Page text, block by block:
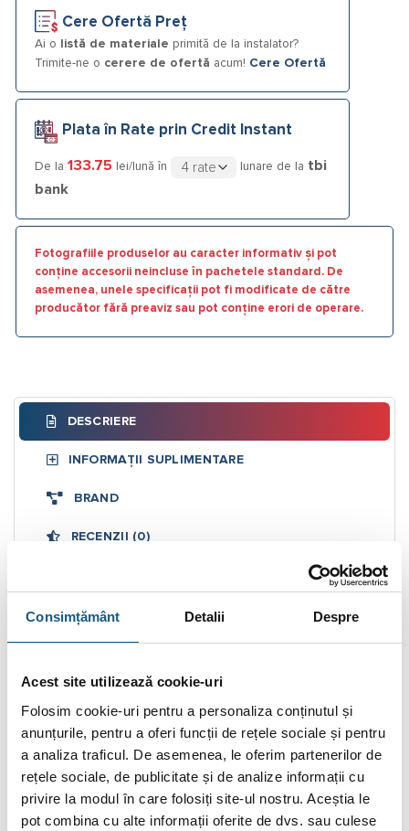
Consimțământ Detalii Despre
Acest site utilizează cookie-uri
Folosim cookie-uri pentru a personaliza conținutul și
anunțurile, pentru a oferi funcții de rețele sociale și pentru
a analiza traficul. De asemenea, le oferim partenerilor de
rețele sociale, de publicitate și de analize informații cu
privire la modul în care folosiți site-ul nostru. Aceștia le
pot combina cu alte informații oferite de dvs. sau culese
Cere Ofertă Preț
Ai o listă de materiale primită de la instalator?
Trimite-ne o cerere de ofertă acum! Cere Ofertă
Plata în Rate prin Credit Instant
De la 133.75 lei/lună în lunare de la tbi
bank
Fotografiile produselor au caracter informativ și pot
conține accesorii neincluse în pachetele standard. De
asemenea, unele specificații pot fi modificate de către
producător fără preaviz sau pot conține erori de operare.
DESCRIERE
INFORMAȚII SUPLIMENTARE
BRAND
RECENZII (0)
Set distribuitor fara debitmetre IVAR
Avantajele folosirii Set distribuitor fara debitmetre
IVAR tur/retur 1”xEK 4cai
Datorită conexiunilor EK, distribuitorul vă permite să
ajustați cu precizie temperatura în diferite zone sau circuite
ale casei, fiind compatibil cu o multitudine de echipamente
și accesorii de pe piață